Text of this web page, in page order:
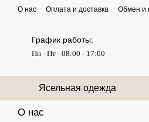
Перейти к основному контенту
О нас Оплата и доставка Обмен и
График работы:
Пн - Пт - 08:00 - 17:00
Ясельная одежда
О нас